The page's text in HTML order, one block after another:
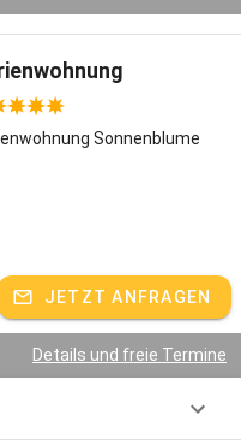
Sonnenblume
JETZT ANFRAGEN
Details und freie Termine